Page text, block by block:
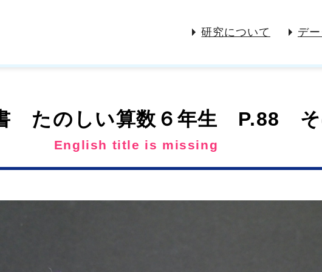
研究について デ
たのしい算数６年生 P.88 そ
English title is missing